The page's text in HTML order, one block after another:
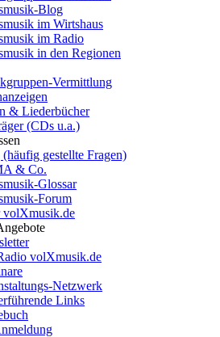
Blog
im Wirtshaus
im Radio
in den Regionen
Vermittlung
& Liederbücher
(CDs u.a.)
gestellte Fragen)
& Co.
Glossar
Forum
volXmusik.de
volXmusik.de
Netzwerk
Links